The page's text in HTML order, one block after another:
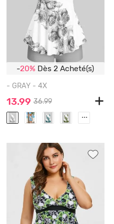
-20% Dès 2 Acheté(s)
- GRAY - 4X
13.99 36.99
...